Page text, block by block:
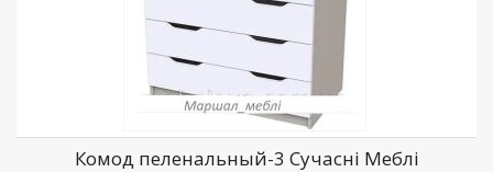
Комод пеленальный-3 Сучасні Меблі